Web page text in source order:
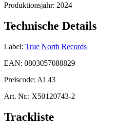
Produktionsjahr: 2024
Technische Details
Label: True North Records
EAN: 0803057088829
Preiscode: AL43
Art. Nr.: X50120743-2
Trackliste